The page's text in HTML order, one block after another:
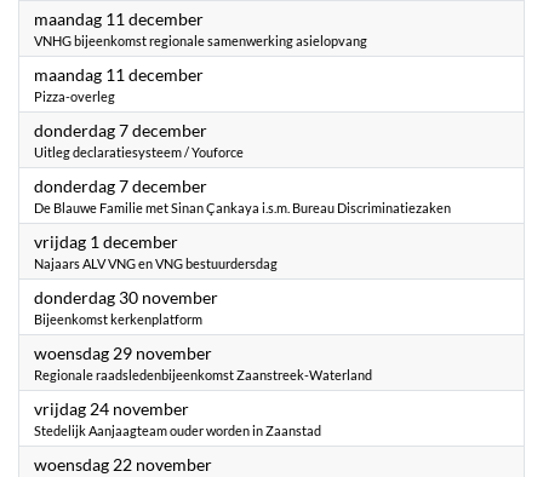
maandag 11 december2023
VNHG bijeenkomst regionale samenwerking asielopvang
maandag 11 december2023
Pizza-overleg
donderdag 7 december2023
Uitleg declaratiesysteem / Youforce
donderdag 7 december2023
De Blauwe Familie met Sinan Çankaya i.s.m. Bureau Discriminatiezaken
vrijdag 1 december2023
Najaars ALV VNG en VNG bestuurdersdag
donderdag 30 november2023
Bijeenkomst kerkenplatform
woensdag 29 november2023
Regionale raadsledenbijeenkomst Zaanstreek-Waterland
vrijdag 24 november2023
Stedelijk Aanjaagteam ouder worden in Zaanstad
woensdag 22 november2023